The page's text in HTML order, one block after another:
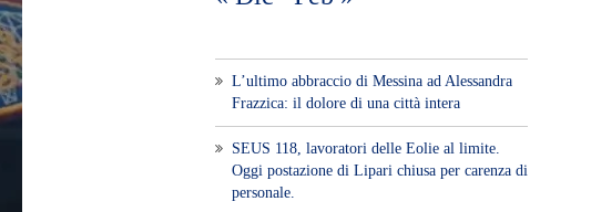
L’ultimo abbraccio di Messina ad Alessandra
Frazzica: il dolore di una città intera
SEUS 118, lavoratori delle Eolie al limite.
Oggi postazione di Lipari chiusa per carenza di
personale.